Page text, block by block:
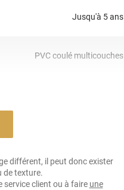
Jusqu'à 5 ans
PVC coulé multicouches
différent, il peut donc exister
de texture.
service client ou à faire une